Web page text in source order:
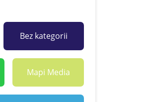
Bez kategorii
Mapi Media